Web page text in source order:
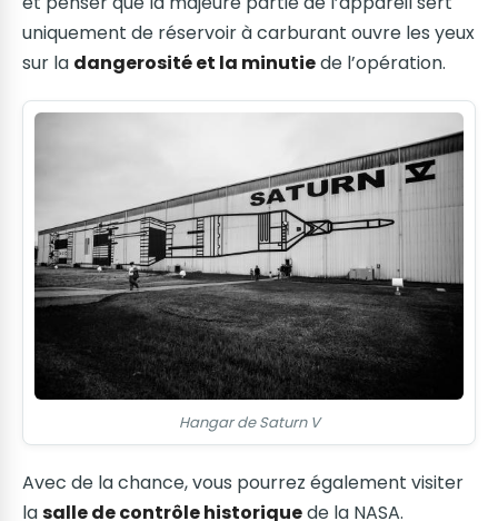
uniquement de réservoir à carburant ouvre les yeux
sur la dangerosité et la minutiede l’opération.
Hangar de Saturn V
Avec de la chance, vous pourrez également visiter
lasalle de contrôle historiquede la NASA.